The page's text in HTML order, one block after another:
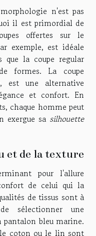
n'est pas
il est primordial de
offertes sur le
exemple, est idéale
que la coupe regular
formes. La coupe
est une alternative
et confort. En
chaque homme peut
exergue sa silhouette
et de la texture
pour l'allure
de celui qui la
de tissus sont à
sélectionner une
pantalon bleu marine.
le coton ou le lin sont